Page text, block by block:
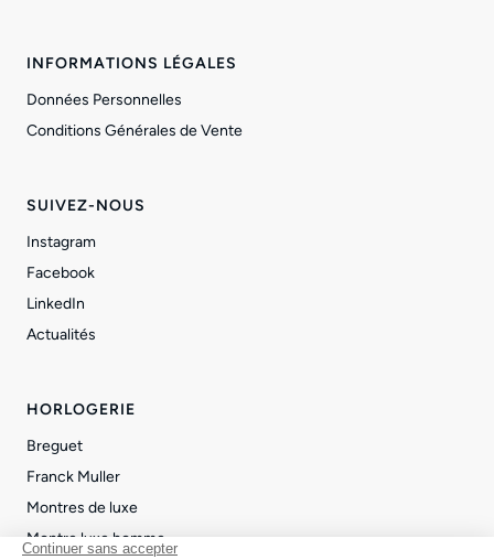
INFORMATIONS LÉGALES
Données Personnelles
Conditions Générales de Vente
SUIVEZ-NOUS
Instagram
Facebook
LinkedIn
Actualités
HORLOGERIE
Breguet
Franck Muller
Montres de luxe
Montre luxe homme